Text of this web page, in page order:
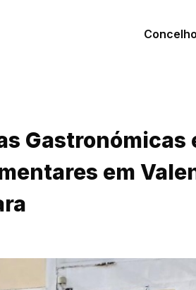
Concelho
Gastronómicas
em